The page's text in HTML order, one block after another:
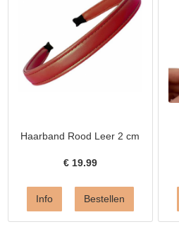
Haarband Rood Leer 2 cm
€ 19.99